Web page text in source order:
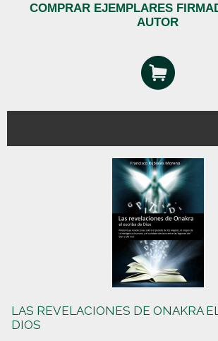
COMPRAR EJEMPLARES
AUTOR
LAS REVELACIONES DE ONAKRA
DIOS